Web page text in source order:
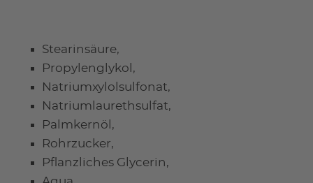
Stearinsäure,
Propylenglykol,
Natriumxylolsulfonat,
Natriumlaurethsulfat,
Palmkernöl,
Rohrzucker,
Pflanzliches Glycerin,